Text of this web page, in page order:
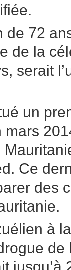
de 72
de la
serait
un
Ce
des
à